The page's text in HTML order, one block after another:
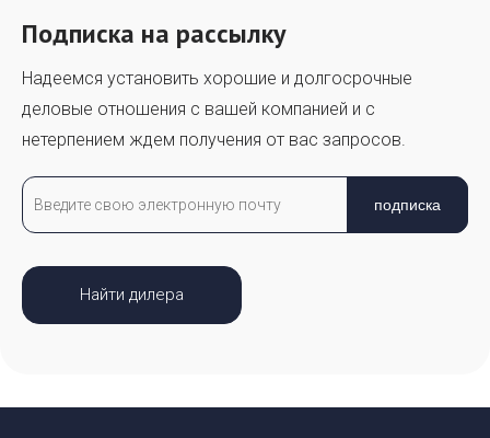
Подписка на рассылку
Надеемся установить хорошие и долгосрочные
деловые отношения с вашей компанией и с
нетерпением ждем получения от вас запросов.
подписка
Найти дилера